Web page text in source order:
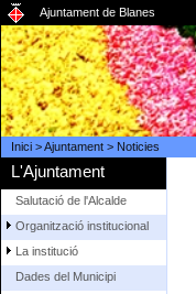
Ajuntament de Blanes
Inici>Ajuntament> Noticies
L'Ajuntament
Salutació de l'Alcalde
Organització institucional
La institució
Dades del Municipi